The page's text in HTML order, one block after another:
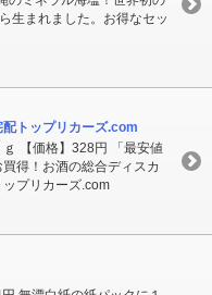
生まれました。お得なセッ
トップリカーズ.com
【価格】328円 「最安値
得！お酒の総合ディスカ
プリカーズ.com